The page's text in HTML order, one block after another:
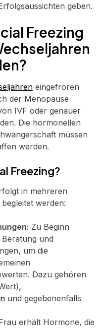
geben.
Freezing
eingefroren
der Menopause
IVF oder genauer
Die hormonellen
müssen
werden.
Freezing?
in mehreren
werden:
Zu Beginn
und
um die
Dazu gehören
und gegebenenfalls
erhält Hormone, die